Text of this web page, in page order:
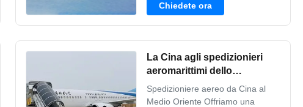
Consolidamento 5. Da porta ad
Documentazione 4. Iniziative di
sicurezza Forniamo ...
Chiedete ora
La Cina agli spedizionieri
aeromarittimi dello
spedizioniere di trasporto
dell'aria di Medio Oriente
Spedizioniere aereo da Cina al
Medio Oriente Offriamo una